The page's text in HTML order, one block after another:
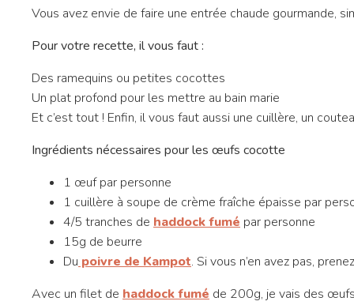
Vous avez envie de faire une entrée chaude gourmande,
Pour votre recette, il vous faut :
Des ramequins ou petites cocottes
Un plat profond pour les mettre au bain marie
Et c’est tout ! Enfin, il vous faut aussi une cuillère, un
Ingrédients nécessaires pour les œufs cocotte
1 œuf par personne
1 cuillère à soupe de crème fraîche épaisse par
4/5 tranches de haddock fumé par personne
15g de beurre
Du poivre de Kampot. Si vous n’en avez pas,
Avec un filet de haddock fumé de 200g, je vais des